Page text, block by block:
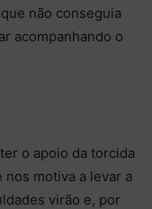
não conseguia
acompanhando o
o apoio da torcida
motiva a levar a
virão e, por